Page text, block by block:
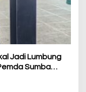
Jadi Lumbung
Sumba